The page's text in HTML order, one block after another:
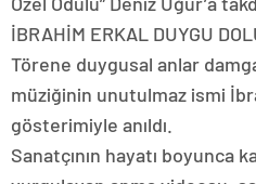
İBRAHİM ERKAL DUYGU
Törene duygusal anlar
müziğinin unutulmaz ismi
gösterimiyle anıldı.
Sanatçının hayatı boyunca